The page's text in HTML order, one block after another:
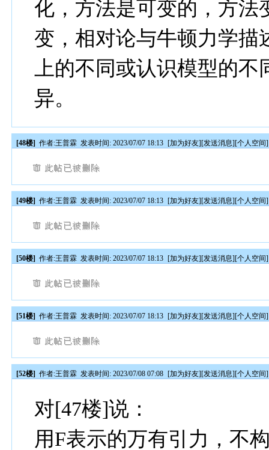
化，方法是可变的，方法
变，相对论与牛顿力学描
上的不同或认识模型的
异。
[48楼] 作者:王普霖 发表时间: 2023/07/07 18:13 [加为好友][发送消息][个人空间]
[49楼] 作者:王普霖 发表时间: 2023/07/07 18:13 [加为好友][发送消息][个人空间]
[50楼] 作者:王普霖 发表时间: 2023/07/07 18:13 [加为好友][发送消息][个人空间]
[51楼] 作者:王普霖 发表时间: 2023/07/07 18:13 [加为好友][发送消息][个人空间]
[52楼] 作者:王普霖 发表时间: 2023/07/08 07:08 [加为好友][发送消息][个人空间]
对[47楼]说：
用F表示的万有引力，不